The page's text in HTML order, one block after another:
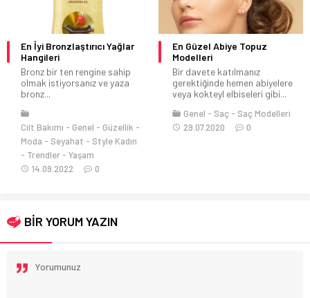
En İyi Bronzlaştırıcı Yağlar
Hangileri
Bronz bir ten rengine sahip
olmak istiyorsanız ve yaza
bronz...
Cilt Bakımı Genel
Güzellik
Moda
Seyahat
Style Kadın
Trendler
Yaşam
14.09.2022
0
En Güzel Abiye Topuz
Modelleri
Bir davete katılmanız
gerektiğinde hemen abiyelere
veya kokteyl elbiseleri gibi...
Genel Saç
Saç Modelleri
29.07.2020
0
BİR YORUM YAZIN